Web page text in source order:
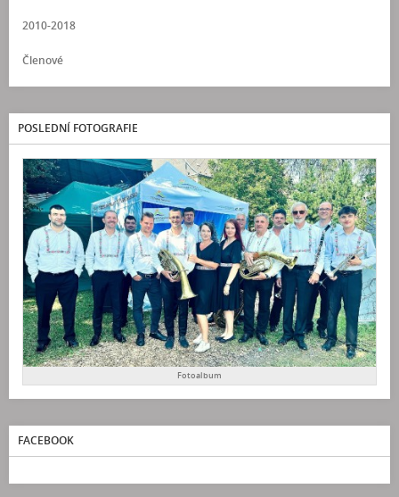
2010-2018
Členové
POSLEDNÍ FOTOGRAFIE
Fotoalbum
FACEBOOK